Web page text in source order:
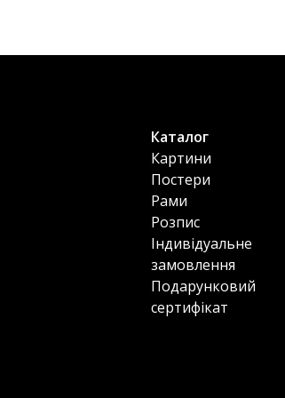
Каталог
Картини
Постери
Рами
Розпис
Індивідуальне
замовлення
Подарунковий
сертифікат